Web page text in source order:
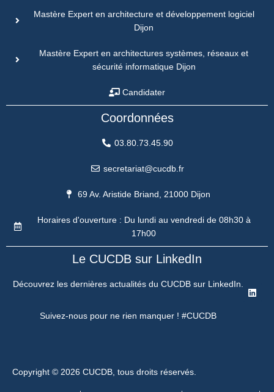
Mastère Expert en architecture et développement logiciel
Dijon
Mastère Expert en architectures systèmes, réseaux et
sécurité informatique Dijon
Candidater
Coordonnées
03.80.73.45.90
secretariat@cucdb.fr
69 Av. Aristide Briand, 21000 Dijon
Horaires d'ouverture : Du lundi au vendredi de 08h30 à
17h00
Le CUCDB sur LinkedIn
Découvrez les dernières actualités du CUCDB sur LinkedIn.
Suivez-nous pour ne rien manquer ! #CUCDB
Copyright © 2026 CUCDB, tous droits réservés.